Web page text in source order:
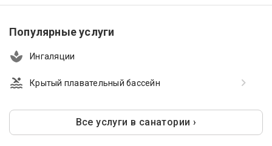
Популярные услуги
Ингаляции
Крытый плавательный бассейн
Все услуги в санатории ›